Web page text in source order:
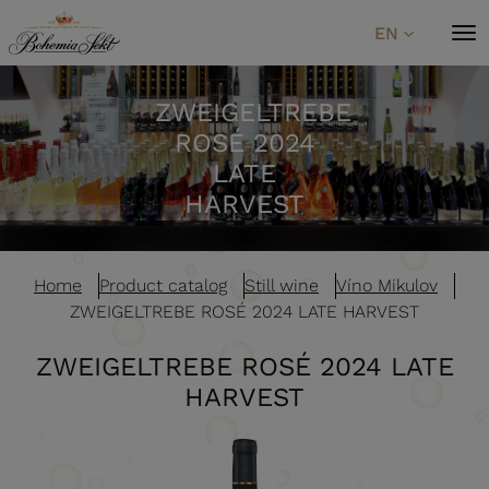
Skip to content
EN
ZWEIGELTREBE
ROSÉ 2024
LATE
HARVEST
Home Product catalog Still wine
Víno Mikulov
ZWEIGELTREBE ROSÉ 2024 LATE HARVEST
ZWEIGELTREBE ROSÉ 2024 LATE
HARVEST